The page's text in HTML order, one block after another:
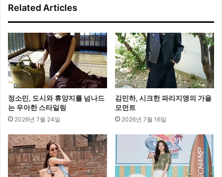
운
릿
무
드’
Related Articles
정소민, 도시와 휴양지를 넘나드
는 우아한 스타일링
2026년 7월 24일
김민하, 시크한 파리지앵의 가을
모먼트
2026년 7월 16일